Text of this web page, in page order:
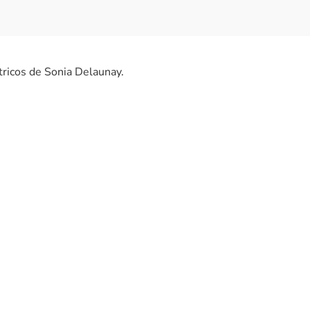
de Sonia Delaunay.